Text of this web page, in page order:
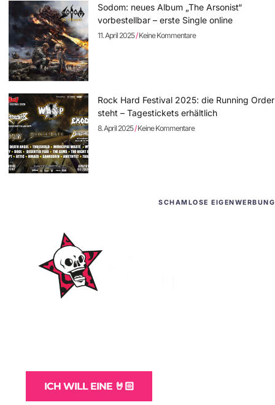
Sodom: neues Album „The Arsonist“
vorbestellbar – erste Single online
11. April 2025 Keine Kommentare
Rock Hard Festival 2025: die Running Order
steht – Tagestickets erhältlich
8. April 2025 Keine Kommentare
SCHAMLOSE EIGENWERBUNG
ICH WILL EINE 🤘🏻